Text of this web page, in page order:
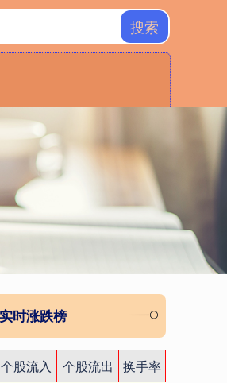
搜索
时涨跌榜
个股流入 个股流出
换手率